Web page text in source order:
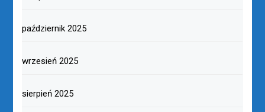
październik 2025
wrzesień 2025
sierpień 2025